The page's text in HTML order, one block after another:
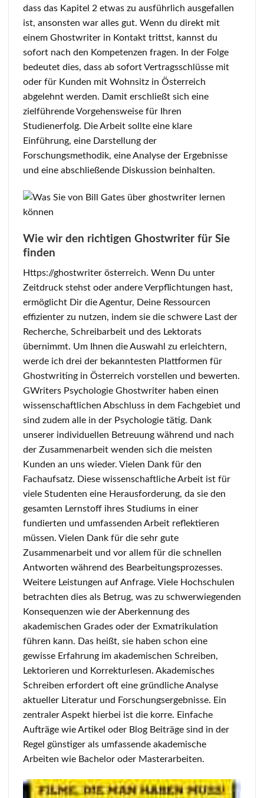
dass das Kapitel 2 etwas zu ausführlich ausgefallen
ist, ansonsten war alles gut. Wenn du direkt mit
einem Ghostwriter in Kontakt trittst, kannst du
sofort nach den Kompetenzen fragen. In der Folge
bedeutet dies, dass ab sofort Vertragsschlüsse mit
oder für Kunden mit Wohnsitz in Österreich
abgelehnt werden. Damit erschließt sich eine
zielführende Vorgehensweise für Ihren
Studienerfolg. Die Arbeit sollte eine klare
Einführung, eine Darstellung der
Forschungsmethodik, eine Analyse der Ergebnisse
und eine abschließende Diskussion beinhalten.
Wie wir den richtigen Ghostwriter für Sie
finden
Https://ghostwriter österreich. Wenn Du unter
Zeitdruck stehst oder andere Verpflichtungen hast,
ermöglicht Dir die Agentur, Deine Ressourcen
effizienter zu nutzen, indem sie die schwere Last der
Recherche, Schreibarbeit und des Lektorats
übernimmt. Um Ihnen die Auswahl zu erleichtern,
werde ich drei der bekanntesten Plattformen für
Ghostwriting in Österreich vorstellen und bewerten.
GWriters Psychologie Ghostwriter haben einen
wissenschaftlichen Abschluss in dem Fachgebiet und
sind zudem alle in der Psychologie tätig. Dank
unserer individuellen Betreuung während und nach
der Zusammenarbeit wenden sich die meisten
Kunden an uns wieder. Vielen Dank für den
Fachaufsatz. Diese wissenschaftliche Arbeit ist für
viele Studenten eine Herausforderung, da sie den
gesamten Lernstoff ihres Studiums in einer
fundierten und umfassenden Arbeit reflektieren
müssen. Vielen Dank für die sehr gute
Zusammenarbeit und vor allem für die schnellen
Antworten während des Bearbeitungsprozesses.
Weitere Leistungen auf Anfrage. Viele Hochschulen
betrachten dies als Betrug, was zu schwerwiegenden
Konsequenzen wie der Aberkennung des
akademischen Grades oder der Exmatrikulation
führen kann. Das heißt, sie haben schon eine
gewisse Erfahrung im akademischen Schreiben,
Lektorieren und Korrekturlesen. Akademisches
Schreiben erfordert oft eine gründliche Analyse
aktueller Literatur und Forschungsergebnisse. Ein
zentraler Aspekt hierbei ist die korre. Einfache
Aufträge wie Artikel oder Blog Beiträge sind in der
Regel günstiger als umfassende akademische
Arbeiten wie Bachelor oder Masterarbeiten.